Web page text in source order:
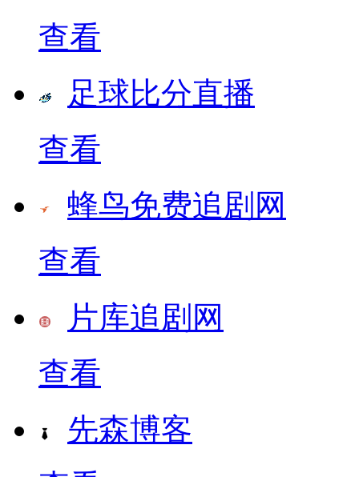
查看
足球比分直播
查看
蜂鸟免费追剧网
查看
片库追剧网
查看
先森博客